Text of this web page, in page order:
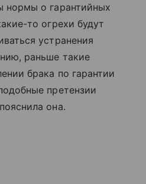
нормы о гарантийных
то огрехи будут
устранения
раньше такие
брака по гарантии
претензии
она.